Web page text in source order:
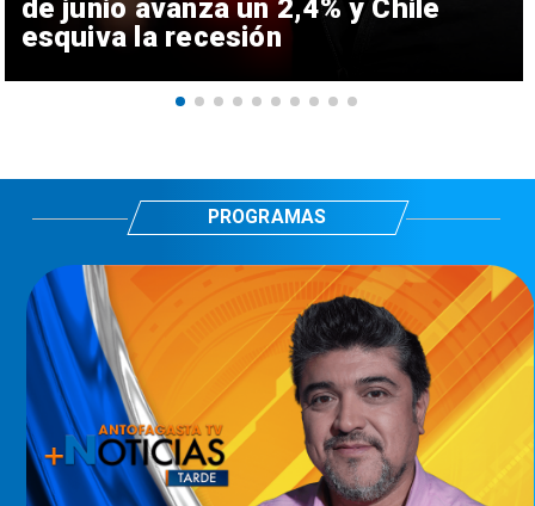
de junio avanza un 2,4% y Chile
esquiva la recesión
PROGRAMAS